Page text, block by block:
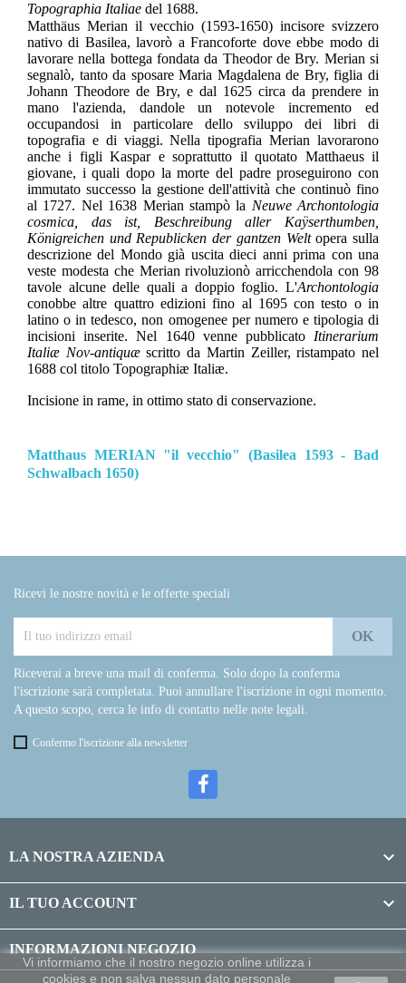
Topographia Italiae del 1688.
Matthäus Merian il vecchio (1593-1650) incisore svizzero
nativo di Basilea, lavorò a Francoforte dove ebbe modo di
lavorare nella bottega fondata da Theodor de Bry. Merian si
segnalò, tanto da sposare Maria Magdalena de Bry, figlia di
Johann Theodore de Bry, e dal 1625 circa da prendere in
mano l'azienda, dandole un notevole incremento ed
occupandosi in particolare dello sviluppo dei libri di
topografia e di viaggi. Nella tipografia Merian lavorarono
anche i figli Kaspar e soprattutto il quotato Matthaeus il
giovane, i quali dopo la morte del padre proseguirono con
immutato successo la gestione dell'attività che continuò fino
al 1727. Nel 1638 Merian stampò la Neuwe Archontologia
cosmica, das ist, Beschreibung aller Kaÿserthumben,
Königreichen und Republicken der gantzen Weltopera sulla
descrizione del Mondo già uscita dieci anni prima con una
veste modesta che Merian rivoluzionò arricchendola con 98
tavole alcune delle quali a doppio foglio. L'Archontologia
conobbe altre quattro edizioni fino al 1695 con testo o in
latino o in tedesco, non omogenee per numero e tipologia di
incisioni inserite. Nel 1640 venne pubblicato Itinerarium
Italiæ Nov-antiquæscritto da Martin Zeiller, ristampato nel
1688 col titolo Topographiæ Italiæ.
Incisione in rame, in ottimo stato di conservazione.
Matthaus MERIAN "il vecchio" (Basilea 1593 - Bad
Schwalbach 1650)
Ricevi le nostre novità e le offerte speciali
Riceverai a breve una mail di conferma. Solo dopo la conferma
l'iscrizione sarà completata. Puoi annullare l'iscrizione in ogni momento.
A questo scopo, cerca le info di contatto nelle note legali.
Confermo l'iscrizione alla newsletter
LA NOSTRA AZIENDA 
IL TUO ACCOUNT 
INFORMAZIONI NEGOZIO
Vi informiamo che il nostro negozio online utilizza i
cookies e non salva nessun dato personale